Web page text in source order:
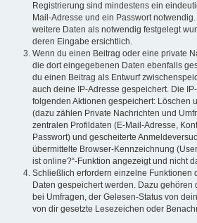
Registrierung sind mindestens ein
Mail-Adresse und ein Passwort
weitere Daten als notwendig festgelegt
deren Eingabe ersichtlich.
Wenn du einen Beitrag oder eine private
die dort eingegebenen Daten ebenfalls
du einen Beitrag als Entwurf
auch deine IP-Adresse gespeichert. Die
folgenden Aktionen gespeichert: Löschen
(dazu zählen Private Nachrichten und
zentralen Profildaten (E-Mail-Adresse,
Passwort) und gescheiterte
übermittelte Browser-Kennzeichnung
ist online?“-Funktion angezeigt und nicht
Schließlich erfordern einzelne Funktionen
Daten gespeichert werden. Dazu gehören
bei Umfragen, der Gelesen-Status von
von dir gesetzte Lesezeichen oder